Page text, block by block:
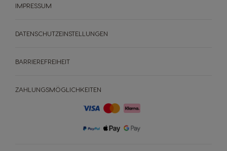
ZAHLUNGSMÖGLICHKEITEN
IMPRESSUM
DATENSCHUTZEINSTELLUNGEN
BARRIEREFREIHEIT